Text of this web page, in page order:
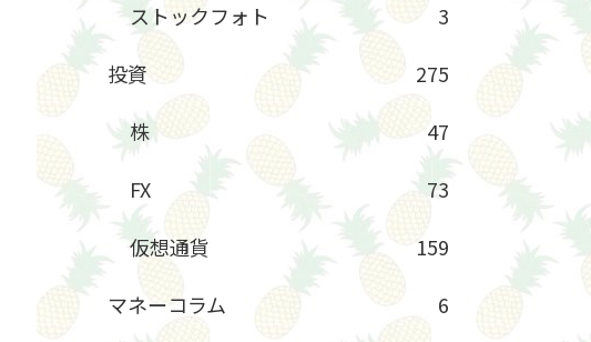
ストックフォト
3
投資
275
株
47
FX
73
仮想通貨
159
マネーコラム
6